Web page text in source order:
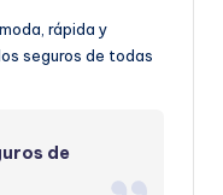
rápida y
seguros de todas
de